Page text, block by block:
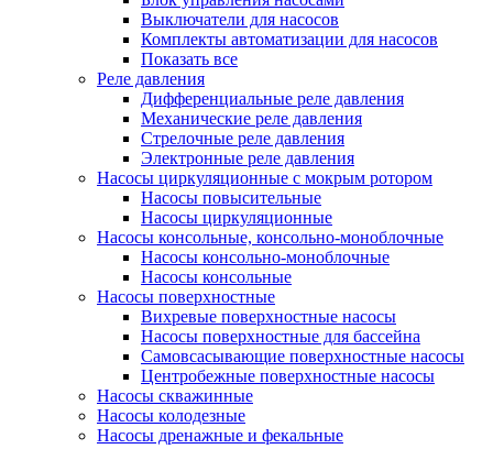
Выключатели для насосов
Комплекты автоматизации для насосов
Показать все
Реле давления
Дифференциальные реле давления
Механические реле давления
Стрелочные реле давления
Электронные реле давления
Насосы циркуляционные с мокрым ротором
Насосы повысительные
Насосы циркуляционные
Насосы консольные, консольно-моноблочные
Насосы консольно-моноблочные
Насосы консольные
Насосы поверхностные
Вихревые поверхностные насосы
Насосы поверхностные для бассейна
Самовсасывающие поверхностные насосы
Центробежные поверхностные насосы
Насосы скважинные
Насосы колодезные
Насосы дренажные и фекальные